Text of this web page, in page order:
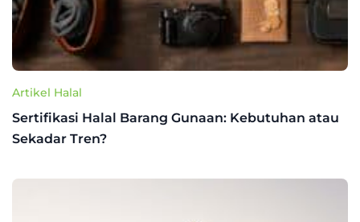
Artikel Halal
Sertifikasi Halal Barang Gunaan: Kebutuhan atau
Sekadar Tren?